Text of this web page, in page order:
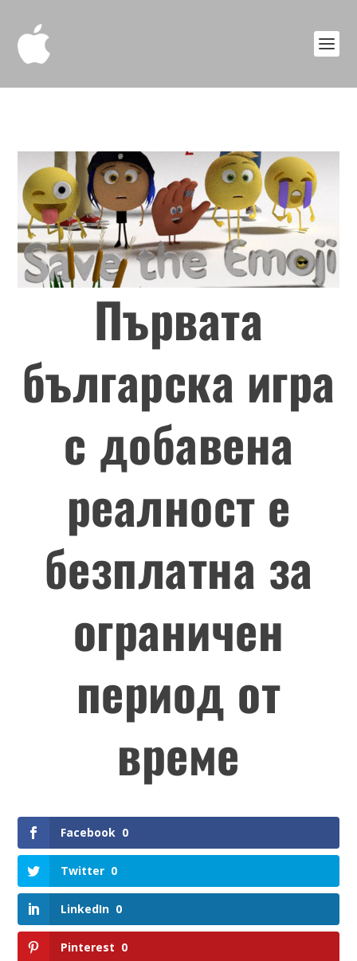
Първата
българска игра
с добавена
реалност е
безплатна за
ограничен
период от
време
Facebook 0
Twitter 0
LinkedIn 0
Pinterest 0